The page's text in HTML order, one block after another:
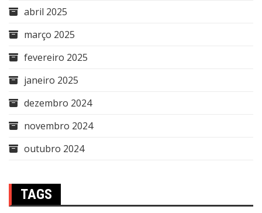
abril 2025
março 2025
fevereiro 2025
janeiro 2025
dezembro 2024
novembro 2024
outubro 2024
TAGS